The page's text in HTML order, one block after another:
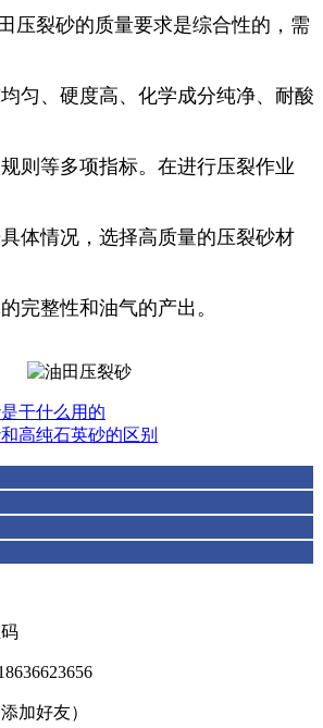
压裂砂的质量要求是综合性的，需
匀、硬度高、化学成分纯净、耐酸
则等多项指标。在进行压裂作业
体情况，选择高质量的压裂砂材
完整性和油气的产出。
干什么用的
高纯石英砂的区别
加好友）